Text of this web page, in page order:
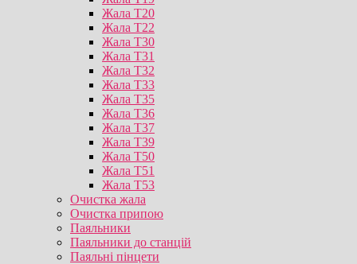
Жала T20
Жала T22
Жала T30
Жала T31
Жала T32
Жала T33
Жала T35
Жала T36
Жала T37
Жала T39
Жала T50
Жала T51
Жала T53
Очистка жала
Очистка припою
Паяльники
Паяльники до станцій
Паяльні пінцети